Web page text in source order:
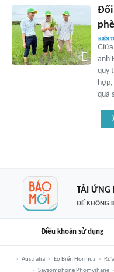
Đổi
anh
quy
hợp,
quả
TẢI ỨNG
ĐỂ KHÔNG
Điều khoản sử dụng
Australia Eo Biển Hormuz
Saysomphone Phomvihane